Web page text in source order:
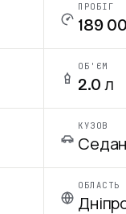
ПРОБІГ
189
ОБ'ЄМ
2.0 л
КУЗОВ
Седан
ОБЛАСТЬ